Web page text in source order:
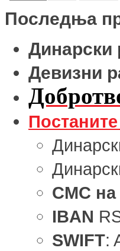
Последња
Динарски
Девизни
СМС на
IBAN
SWIFT: